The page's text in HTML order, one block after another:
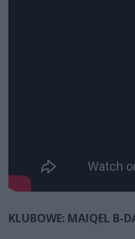
KLUBOWE: MAIQEL B-